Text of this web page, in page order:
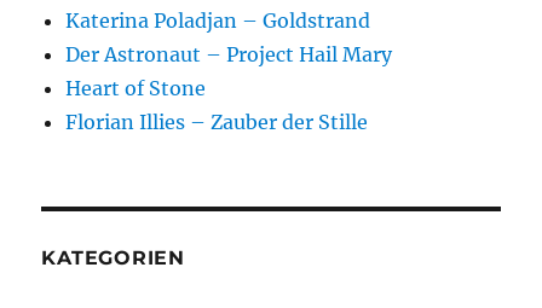
Katerina Poladjan – Goldstrand
Der Astronaut – Project Hail Mary
Heart of Stone
Florian Illies – Zauber der Stille
KATEGORIEN